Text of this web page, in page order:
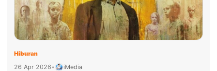
Hiburan
26 Apr 2026• iMedia